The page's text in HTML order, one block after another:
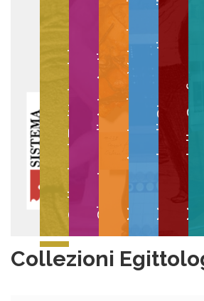
Collezioni EgittologicheGipsoteca di Arte AnticaMuseo Anatomico VeterinarioMuseo degli Strumenti per il CalcoloMuseo della Grafica
Collezioni